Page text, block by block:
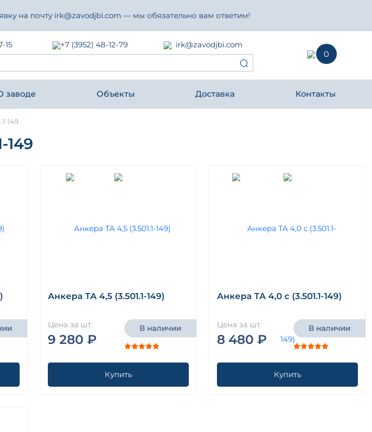
на почту irk@zavodjbi.com — мы обязательно вам ответим!
15 +7 (3952) 48-12-79
irk@zavodjbi.com
0
заводе Объекты Доставка Контакты
149
Анкера ТА 4,5 (3.501.1-149)
Цена за шт.
9 280 ₽
В наличии
Купить
Анкера ТА 4,0 с (3.501.1-149)
Цена за шт.
8 480 ₽
В наличии
Купить